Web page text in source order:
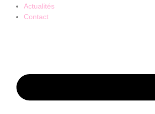
Actualités
Contact